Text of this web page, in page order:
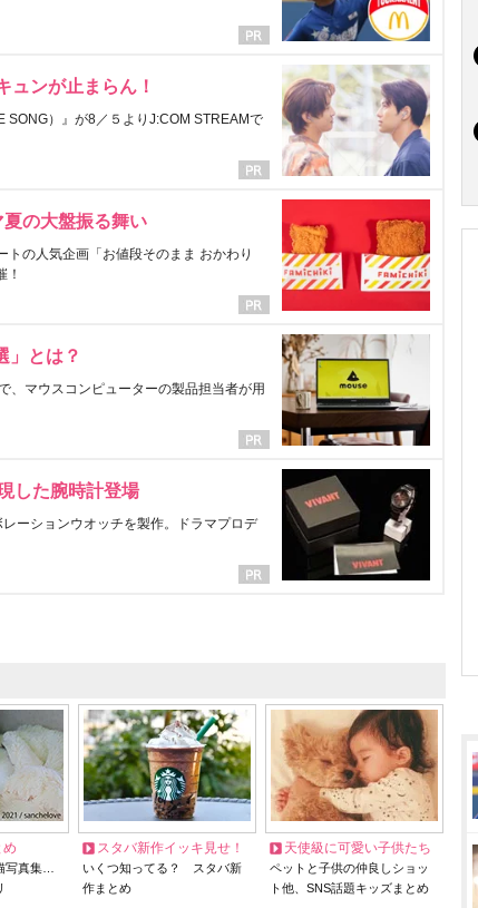
ュンが止まらん！
SONG）』が8／５よりJ:COM STREAMで
の大盤振る舞い
の人気企画「お値段そのまま おかわり
！
」とは？
、マウスコンピューターの製品担当者が用
した腕時計登場
ーションウオッチを製作。ドラマプロデ
め
写真集…
スタバ新作イッキ見せ！
いくつ知ってる？ スタバ新
作まとめ
天使級に可愛い子供たち
ペットと子供の仲良しショッ
ト他、SNS話題キッズまとめ